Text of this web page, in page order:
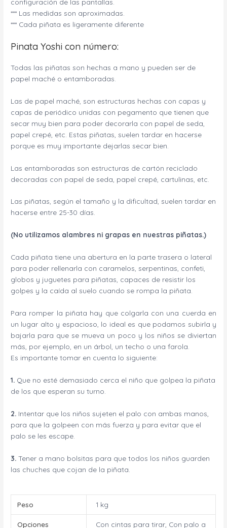
configuración de las pantallas.
*** Las medidas son aproximadas.
*** Cada piñata es ligeramente diferente
Pinata Yoshi con número:
Todas las piñatas son hechas a mano y pueden ser de
papel maché o entamboradas.
Las de papel maché, son estructuras hechas con capas y
capas de periódico unidas con pegamento que tienen que
secar muy bien para poder decorarla con papel de seda,
papel crepé, etc. Estas piñatas, suelen tardar en hacerse
porque es muy importante dejarlas secar bien.
Las entamboradas son estructuras de cartón reciclado
decoradas con papel de seda, papel crepé, cartulinas, etc.
Las piñatas, según el tamaño y la dificultad, suelen tardar en
hacerse entre 25-30 días.
(No utilizamos alambres ni grapas en nuestras piñatas.)
Cada piñata tiene una abertura en la parte trasera o lateral
para poder rellenarla con caramelos, serpentinas, confeti,
globos y juguetes para piñatas, capaces de resistir los
golpes y la caída al suelo cuando se rompa la piñata.
Para romper la piñata hay que colgarla con una cuerda en
un lugar alto y espacioso, lo ideal es que podamos subirla y
bajarla para que se mueva un poco y los niños se diviertan
más, por ejemplo, en un árbol, un techo o una farola.
Es importante tomar en cuenta lo siguiente:
1. Que no esté demasiado cerca el niño que golpea la piñata
de los que esperan su turno.
2. Intentar que los niños sujeten el palo con ambas manos,
para que la golpeen con más fuerza y para evitar que el
palo se les escape.
3. Tener a mano bolsitas para que todos los niños guarden
las chuches que cojan de la piñata.
Peso 1 kg
Opciones Con cintas para tirar, Con palo a